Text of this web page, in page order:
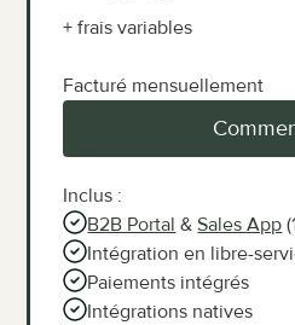
+ frais variables
Facturé mensuellement
Inclus :
B2B Portal & Sales App
Intégration en libre-
Paiements intégrés
Intégrations natives